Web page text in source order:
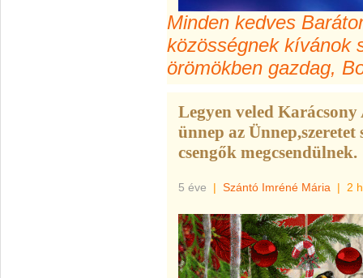
Minden kedves
közösségnek kívánok
örömökben gazdag,
Legyen veled Karácsony
ünnep az
csengők megcsendülnek.
5 éve | Szántó Imréné Mária | 2